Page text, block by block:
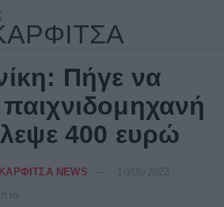
Πήγε να
400 ευρώ
ΚΑΡΦΙΤΣΑ NEWS
10/08/2023